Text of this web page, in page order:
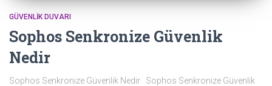
GÜVENLIK DUVARI
Sophos Senkronize Güvenlik
Nedir
Sophos Senkronize Güvenlik Nedir Sophos Senkronize Güvenlik